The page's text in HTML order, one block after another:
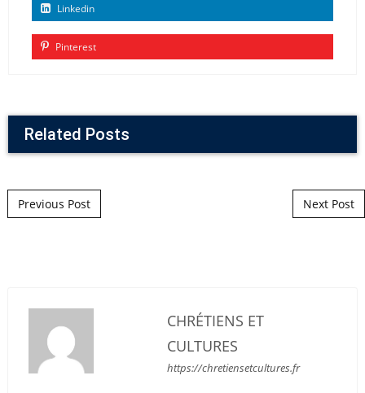
Linkedin
Pinterest
Related Posts
Post navigation
Previous Post Next Post
CHRÉTIENS ET
CULTURES
https://chretiensetcultures.fr